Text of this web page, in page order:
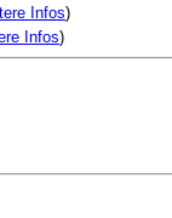
Infos)
Infos)